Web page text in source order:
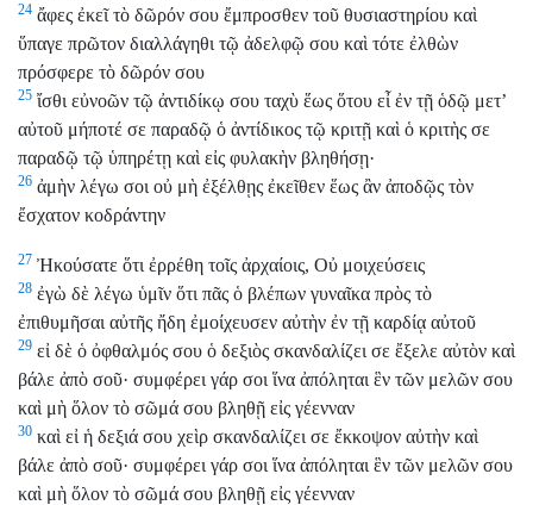
24 ἄφες ἐκεῖ τὸ δῶρόν σου ἔμπροσθεν τοῦ θυσιαστηρίου καὶ
ὕπαγε πρῶτον διαλλάγηθι τῷ ἀδελφῷ σου καὶ τότε ἐλθὼν
πρόσφερε τὸ δῶρόν σου
25 ἴσθι εὐνοῶν τῷ ἀντιδίκῳ σου ταχὺ ἕως ὅτου εἶ ἐν τῇ ὁδῷ μετ’
αὐτοῦ μήποτέ σε παραδῷ ὁ ἀντίδικος τῷ κριτῇ καὶ ὁ κριτὴς σε
παραδῷ τῷ ὑπηρέτῃ καὶ εἰς φυλακὴν βληθήσῃ·
26 ἀμὴν λέγω σοι οὐ μὴ ἐξέλθῃς ἐκεῖθεν ἕως ἂν ἀποδῷς τὸν
ἔσχατον κοδράντην
27 Ἠκούσατε ὅτι ἐρρέθη τοῖς ἀρχαίοις, Οὐ μοιχεύσεις
28 ἐγὼ δὲ λέγω ὑμῖν ὅτι πᾶς ὁ βλέπων γυναῖκα πρὸς τὸ
ἐπιθυμῆσαι αὐτῆς ἤδη ἐμοίχευσεν αὐτὴν ἐν τῇ καρδίᾳ αὐτοῦ
29 εἰ δὲ ὁ ὀφθαλμός σου ὁ δεξιὸς σκανδαλίζει σε ἔξελε αὐτὸν καὶ
βάλε ἀπὸ σοῦ· συμφέρει γάρ σοι ἵνα ἀπόληται ἓν τῶν μελῶν σου
καὶ μὴ ὅλον τὸ σῶμά σου βληθῇ εἰς γέενναν
30 καὶ εἰ ἡ δεξιά σου χεὶρ σκανδαλίζει σε ἔκκοψον αὐτὴν καὶ
βάλε ἀπὸ σοῦ· συμφέρει γάρ σοι ἵνα ἀπόληται ἓν τῶν μελῶν σου
καὶ μὴ ὅλον τὸ σῶμά σου βληθῇ εἰς γέενναν